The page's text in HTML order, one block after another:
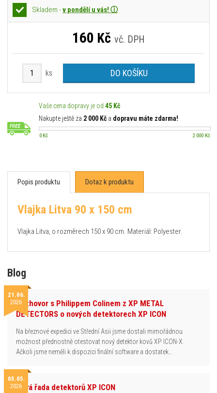
Skladem -v pondělí u vás! ⓘ
160 Kč vč. DPH
ks DO KOŠÍKU
Vaše cena dopravy je od 45 Kč
Nakupte ještě za 2 000 Kč a dopravu máte zdarma!
0 Kč 2 000 Kč
Popis produktu Dotaz k produktu
Vlajka Litva 90 x 150 cm
Vlajka Litva, o rozměrech 150 x 90 cm. Materiál: Polyester.
Blog
21.06.
2026Rozhovor s Philippem Colinem z XP METAL
DETECTORS o nových detektorech XP ICON
Na březnové expedici ve Střední Asii jsme dostali mimořádnou
možnost přednostně otestovat nový detektor kovů XP ICON-X.
Ačkoli jsme neměli k dispozici finální software a dostatek…
05.05.
2026Nová řada detektorů XP ICON